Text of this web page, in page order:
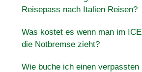
Reisepass nach Italien Reisen?
Was kostet es wenn man im ICE
die Notbremse zieht?
Wie buche ich einen verpassten